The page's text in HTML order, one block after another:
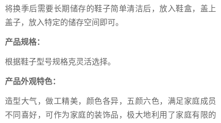
将换季后需要长期储存的鞋子简单清洁后，放入鞋盒，盖上
盖子，放入特定的储存空间即可。
产品规格：
根据鞋子型号规格克灵活选择。
产品外观特色：
造型大气，做工精美，颜色各异，五颜六色，满足家庭成员
不同喜好，可作为家庭的装饰品，极大地利用了家庭有限的